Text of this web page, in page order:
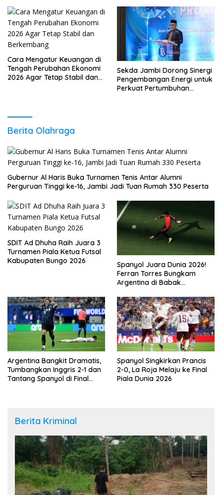
Cara Mengatur Keuangan di
Tengah Perubahan Ekonomi
2026 Agar Tetap Stabil dan
Sekda Jambi Dorong Sinergi
Pengembangan Energi untuk
Perkuat Pertumbuhan
Berita Olahraga
Gubernur Al Haris Buka Turnamen Tenis Antar Alumni
Perguruan Tinggi ke-16, Jambi Jadi Tuan Rumah 330 Peserta
SDIT Ad Dhuha Raih Juara 3
Turnamen Piala Ketua Futsal
Kabupaten Bungo 2026
Spanyol Juara Dunia 2026!
Ferran Torres Bungkam
Argentina di Babak
Argentina Bangkit Dramatis,
Tumbangkan Inggris 2-1 dan
Tantang Spanyol di Final
Spanyol Singkirkan Prancis
2-0, La Roja Melaju ke Final
Piala Dunia 2026
Berita Kriminal